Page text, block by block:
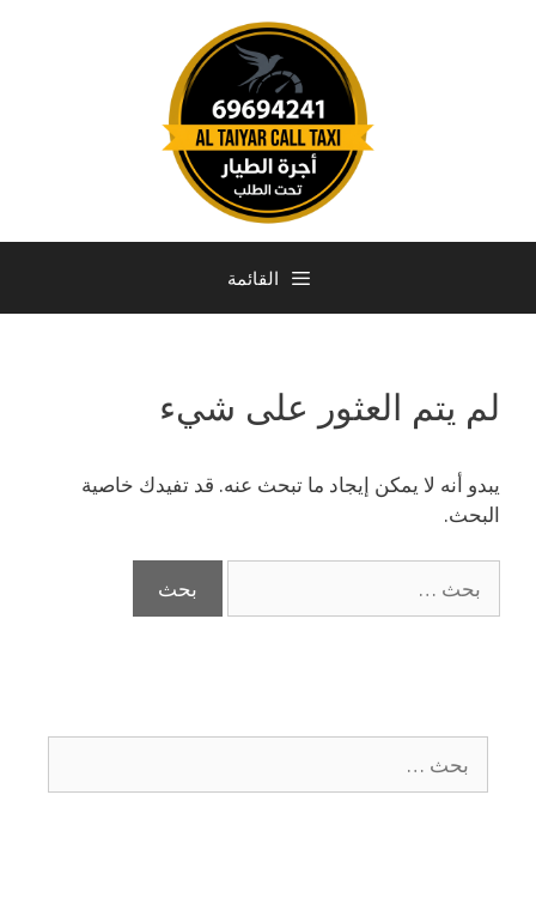
القائمة
لم يتم العثور على شيء
يبدو أنه لا يمكن إيجاد ما تبحث عنه. قد تفيدك خاصية
البحث.